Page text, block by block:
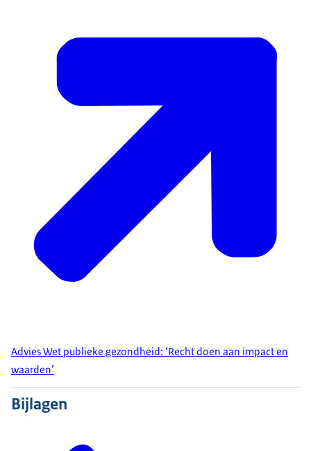
Advies Wet publieke gezondheid: ‘Recht doen aan impact en
waarden’
Bijlagen